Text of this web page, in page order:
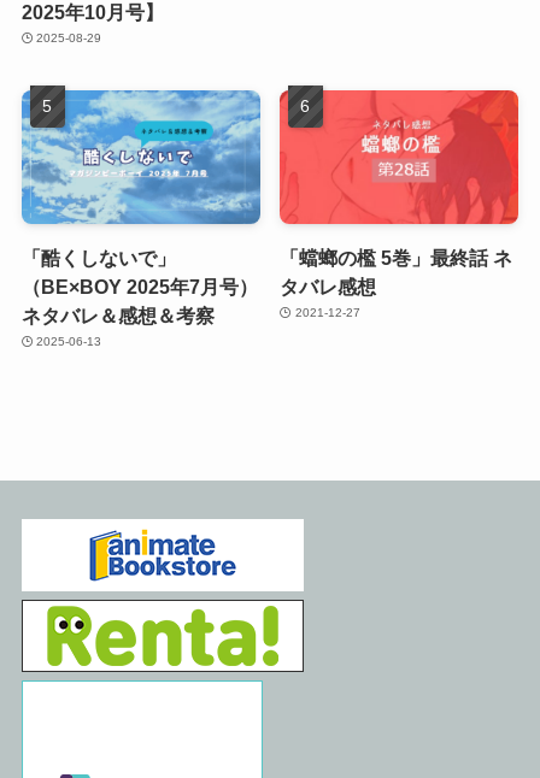
2025年10月号】
2025-08-29
「酷くしないで」
（BE×BOY 2025年7月号）
ネタバレ＆感想＆考察
2025-06-13
「蟷螂の檻 5巻」最終話 ネ
タバレ感想
2021-12-27